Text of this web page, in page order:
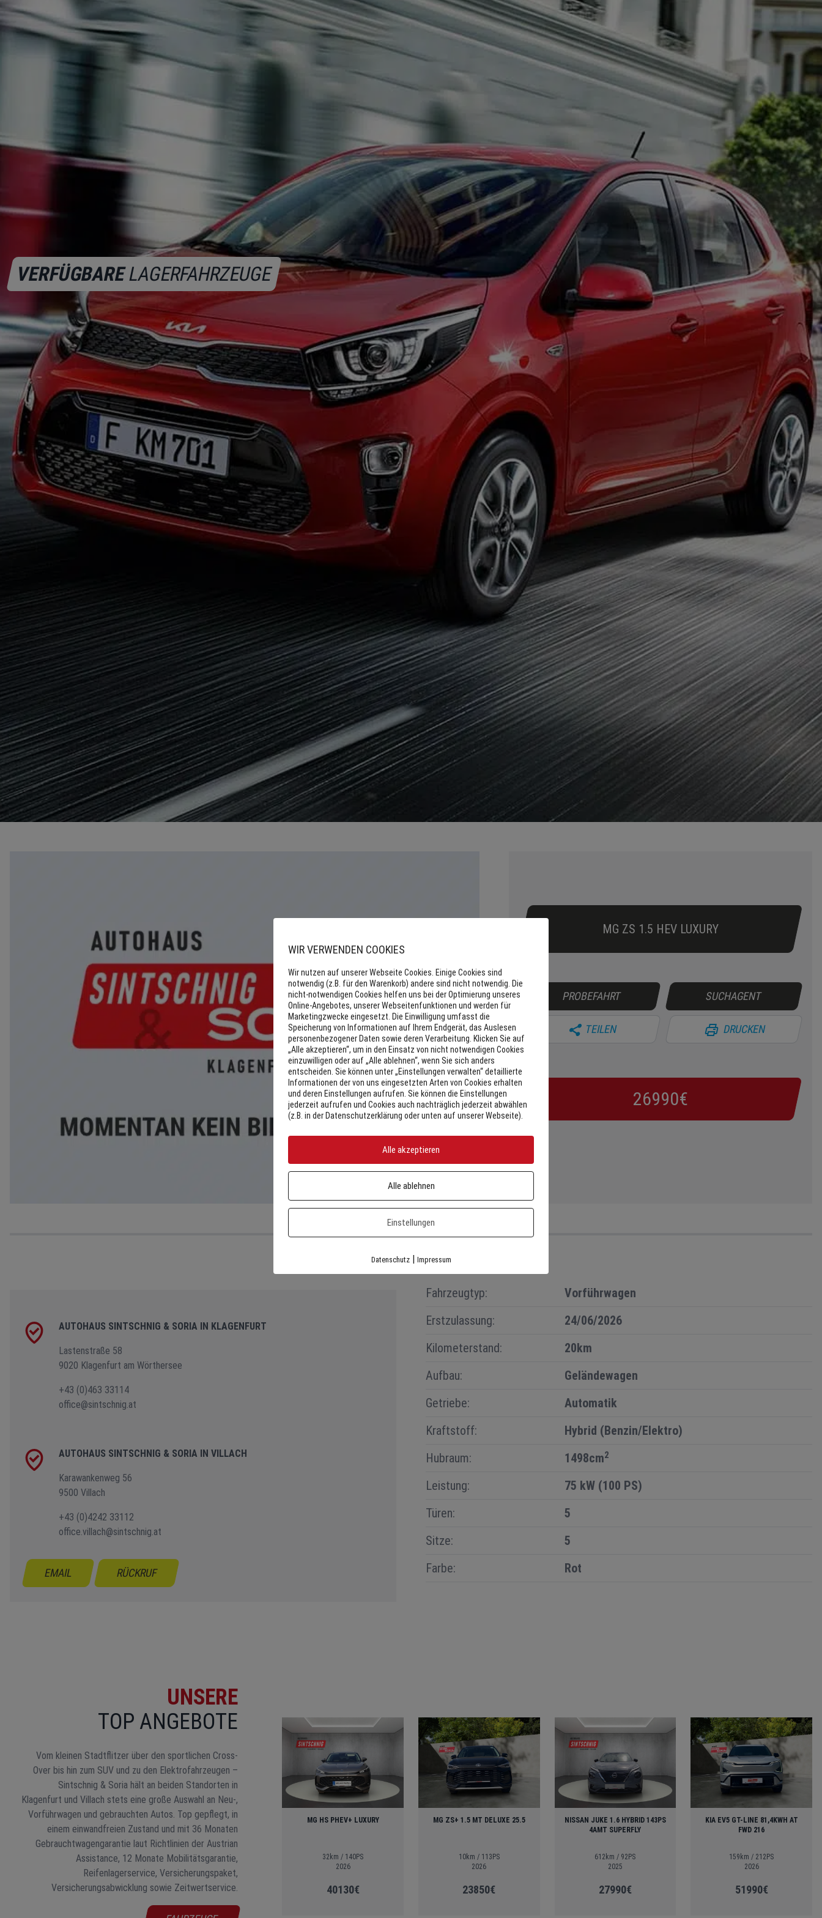
VERFÜGBARELAGERFAHRZEUGE
MG ZS 1.5 HEV LUXURY
PROBEFAHRT
TEILEN
SUCHAGENT
DRUCKEN
26990€
Fahrzeugtyp:
Vorführwagen
Erstzulassung:
24/06/2026
Kilometerstand:
20km
Aufbau:
Geländewagen
Getriebe:
Automatik
Kraftstoff:
Hybrid (Benzin/Elektro)
Hubraum:
1498cm2
Leistung:
75 kW (100 PS)
Türen:
5
Sitze:
5
Farbe:
Rot
AUTOHAUS SINTSCHNIG & SORIA IN KLAGENFURT
Lastenstraße 58
9020 Klagenfurt am Wörthersee
+43 (0)463 33114
office@sintschnig.at
AUTOHAUS SINTSCHNIG & SORIA IN VILLACH
Karawankenweg 56
9500 Villach
+43 (0)4242 33112
office.villach@sintschnig.at
EMAIL RÜCKRUF
UNSERE
TOP ANGEBOTE
Vom kleinen Stadtflitzer über den sportlichen Cross-
Over bis hin zum SUV und zu den Elektrofahrzeugen –
Sintschnig & Soria hält an beiden Standorten in
Klagenfurt und Villach stets eine große Auswahl an Neu-,
Vorführwagen und gebrauchten Autos. Top gepflegt, in
einem einwandfreien Zustand und mit 36 Monaten
Gebrauchtwagengarantie laut Richtlinien der Austrian
Assistance, 12 Monate Mobilitätsgarantie,
Reifenlagerservice, Versicherungspaket,
Versicherungsabwicklung sowie Zeitwertservice.
MG HS PHEV+ LUXURY
32km / 140PS
2026
40130€
MG ZS+ 1.5 MT DELUXE 25.5
10km / 113PS
2026
23850€
NISSAN JUKE 1.6 HYBRID 143PS
4AMT SUPERFLY
612km / 92PS
2025
27990€
KIA EV5 GT-LINE 81,4KWH AT
FWD 216
159km / 212PS
2026
51990€
WIR VERWENDEN COOKIES
Wir nutzen auf unserer Webseite Cookies. Einige Cookies sind
notwendig (z.B. für den Warenkorb) andere sind nicht notwendig. Die
nicht-notwendigen Cookies helfen uns bei der Optimierung unseres
Online-Angebotes, unserer Webseitenfunktionen und werden für
Marketingzwecke eingesetzt. Die Einwilligung umfasst die
Speicherung von Informationen auf Ihrem Endgerät, das Auslesen
personenbezogener Daten sowie deren Verarbeitung. Klicken Sie auf
„Alle akzeptieren“, um in den Einsatz von nicht notwendigen Cookies
einzuwilligen oder auf „Alle ablehnen“, wenn Sie sich anders
entscheiden. Sie können unter „Einstellungen verwalten“ detaillierte
Informationen der von uns eingesetzten Arten von Cookies erhalten
und deren Einstellungen aufrufen. Sie können die Einstellungen
jederzeit aufrufen und Cookies auch nachträglich jederzeit abwählen
(z.B. in der Datenschutzerklärung oder unten auf unserer Webseite).
Alle akzeptieren
Alle ablehnen
Einstellungen
Datenschutz| Impressum